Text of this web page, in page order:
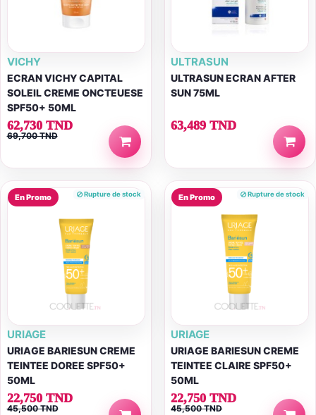
VICHY
ECRAN VICHY CAPITAL
SOLEIL CREME ONCTEUESE
SPF50+ 50ML
62,730 TND
69,700 TND
ULTRASUN
ULTRASUN ECRAN AFTER
SUN 75ML
63,489 TND
En Promo Rupture de stock
URIAGE
URIAGE BARIESUN CREME
TEINTEE DOREE SPF50+
50ML
22,750 TND
45,500 TND
En Promo Rupture de stock
URIAGE
URIAGE BARIESUN CREME
TEINTEE CLAIRE SPF50+
50ML
22,750 TND
45,500 TND